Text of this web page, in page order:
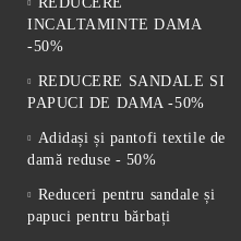
INCALTAMINTE DAMA
-50%
REDUCERE SANDALE SI
PAPUCI DE DAMA -50%
Adidași și pantofi textile de
damă reduse - 50%
Reduceri pentru sandale și
papuci pentru bărbați